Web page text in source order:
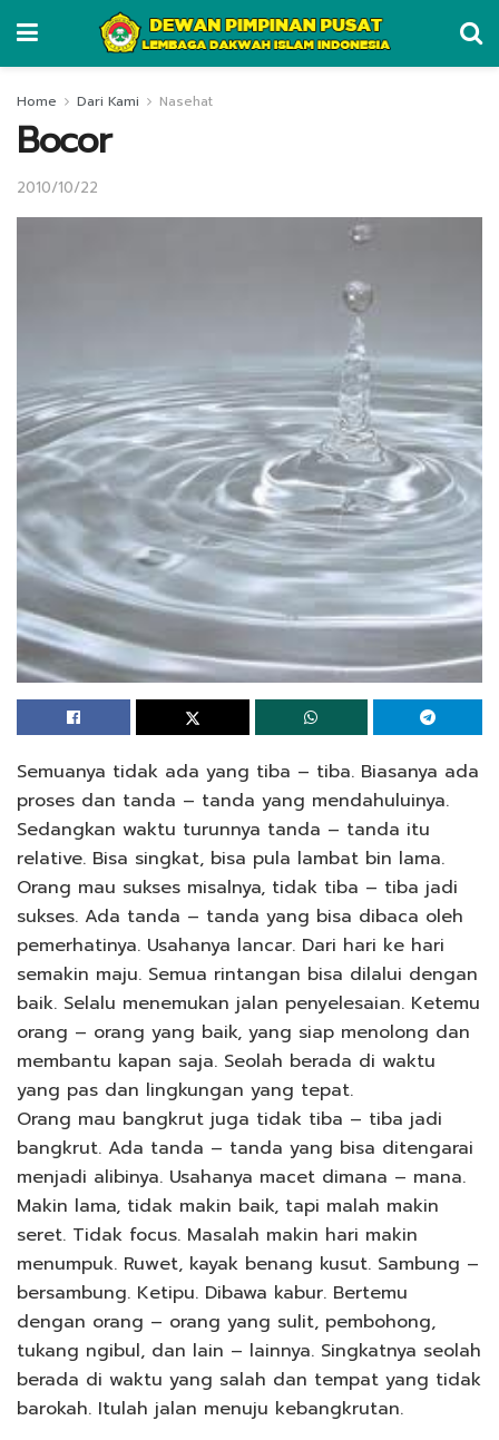
Home Dari Kami Nasehat
Bocor
2010/10/22
Semuanya tidak ada yang tiba – tiba. Biasanya ada
proses dan tanda – tanda yang mendahuluinya.
Sedangkan waktu turunnya tanda – tanda itu
relative. Bisa singkat, bisa pula lambat bin lama.
Orang mau sukses misalnya, tidak tiba – tiba jadi
sukses. Ada tanda – tanda yang bisa dibaca oleh
pemerhatinya. Usahanya lancar. Dari hari ke hari
semakin maju. Semua rintangan bisa dilalui dengan
baik. Selalu menemukan jalan penyelesaian. Ketemu
orang – orang yang baik, yang siap menolong dan
membantu kapan saja. Seolah berada di waktu
yang pas dan lingkungan yang tepat.
Orang mau bangkrut juga tidak tiba – tiba jadi
bangkrut. Ada tanda – tanda yang bisa ditengarai
menjadi alibinya. Usahanya macet dimana – mana.
Makin lama, tidak makin baik, tapi malah makin
seret. Tidak focus. Masalah makin hari makin
menumpuk. Ruwet, kayak benang kusut. Sambung –
bersambung. Ketipu. Dibawa kabur. Bertemu
dengan orang – orang yang sulit, pembohong,
tukang ngibul, dan lain – lainnya. Singkatnya seolah
berada di waktu yang salah dan tempat yang tidak
barokah. Itulah jalan menuju kebangkrutan.